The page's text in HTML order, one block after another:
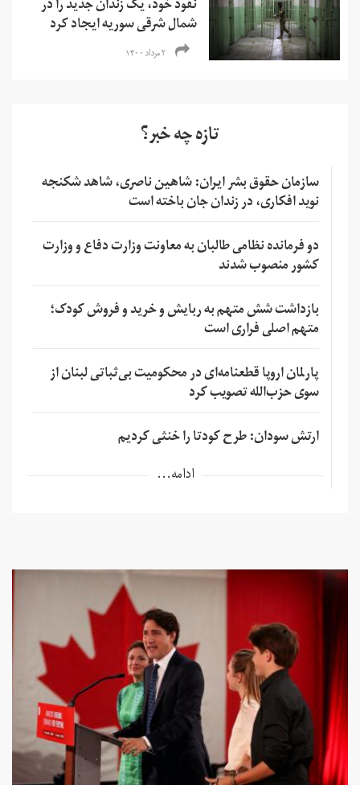
نفوذ خود، یک زندان جدید را در
شمال شرقی سوریه ایجاد کرد
۲ مرداد ۱۴۰۰
تازه چه خبر؟
سازمان حقوق بشر ایران: شاهین ناصری، شاهد شکنجه
نوید افکاری، در زندان جان باخته است
دو فرمانده نظامی طالبان به معاونت وزارت دفاع و وزارت
کشور منصوب شدند
بازداشت شش متهم به ربایش و خرید و فروش کودک؛
متهم اصلی فراری است
پارلمان اروپا قطعنامه‌ای در محکومیت بی‌ثباتی لبنان از
سوی حزب‌الله تصویب کرد
ارتش سودان: طرح کودتا را خنثی کردیم
ادامه...